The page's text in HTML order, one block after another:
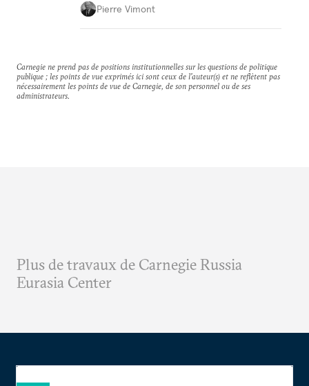
Pierre Vimont
Carnegie ne prend pas de positions institutionnelles sur les questions de politique
publique ; les points de vue exprimés ici sont ceux de l'auteur(s) et ne reflètent pas
nécessairement les points de vue de Carnegie, de son personnel ou de ses
administrateurs.
Plus de travaux de Carnegie Russia
Eurasia Center